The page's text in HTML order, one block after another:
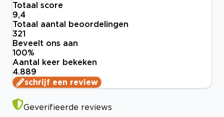
Totaal score
9,4
Totaal aantal beoordelingen
321
Beveelt ons aan
100%
Aantal keer bekeken
4.889
schrijf een review
Geverifieerde reviews